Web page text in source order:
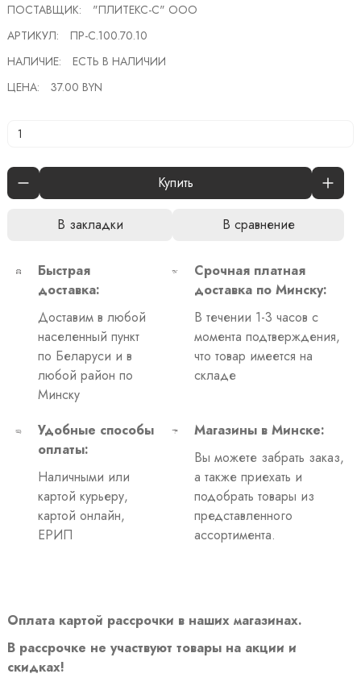
ПОСТАВЩИК:
"ПЛИТЕКС-С" ООО
АРТИКУЛ:
ПР-С.100.70.10
НАЛИЧИЕ:
ЕСТЬ В НАЛИЧИИ
ЦЕНА:
37.00 BYN
Купить
В закладки В сравнение
Быстрая
доставка:
Доставим в любой
населенный пункт
по Беларуси и в
любой район по
Минску
Срочная платная
доставка по Минску:
В течении 1-3 часов с
момента подтверждения,
что товар имеется на
складе
Удобные способы
оплаты:
Наличными или
картой курьеру,
картой онлайн,
ЕРИП
Магазины в Минске:
Вы можете забрать заказ,
а также приехать и
подобрать товары из
представленного
ассортимента.
Оплата картой рассрочки в наших магазинах.
В рассрочке не участвуют товары на акции и
скидках!